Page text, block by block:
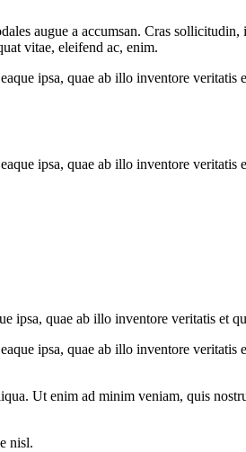
augue a accumsan. Cras
vitae, eleifend ac, enim.
ipsa, quae ab illo inventore veritatis
ipsa, quae ab illo inventore veritatis
ipsa, quae ab illo inventore veritatis et
ipsa, quae ab illo inventore veritatis
Ut enim ad minim veniam, quis
nisl.